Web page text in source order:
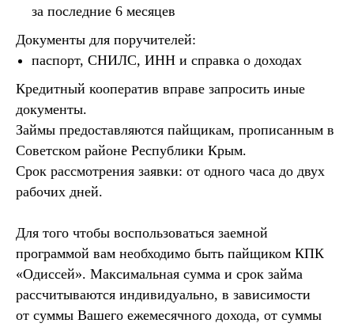
за последние 6 месяцев
Документы для поручителей:
паспорт, СНИЛС, ИНН и справка о доходах
Кредитный кооператив вправе запросить иные
документы.
Займы предоставляются пайщикам, прописанным в
Советском районе Республики Крым.
Срок рассмотрения заявки: от одного часа до двух
рабочих дней.
Для того чтобы воспользоваться заемной
программой вам необходимо быть пайщиком КПК
«Одиссей». Максимальная сумма и срок займа
рассчитываются индивидуально, в зависимости
от суммы Вашего ежемесячного дохода, от суммы